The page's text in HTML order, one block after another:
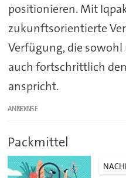
positionieren. Mit
zukunftsorientierte
Verfügung, die
auch fortschrittlich
anspricht.
ANZEIGE
Packmittel